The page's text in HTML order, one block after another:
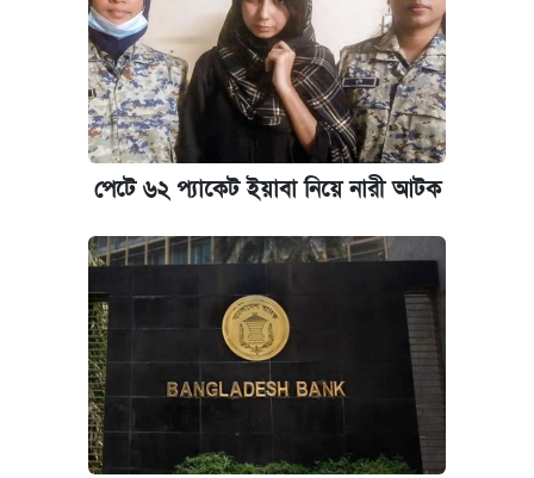
রাষ্ট্রবিরোধী কর্মকাণ্ড: ঢাবির কয়েকজন শিক্ষকের
বিরুদ্ধে ব্যবস্থা
কেমব্রিজ বিশ্ববিদ্যালয়ের এমবিএ স্কলারশিপে
আবেদন শুরু
পেটে ৬২ প্যাকেট ইয়াবা নিয়ে নারী আটক